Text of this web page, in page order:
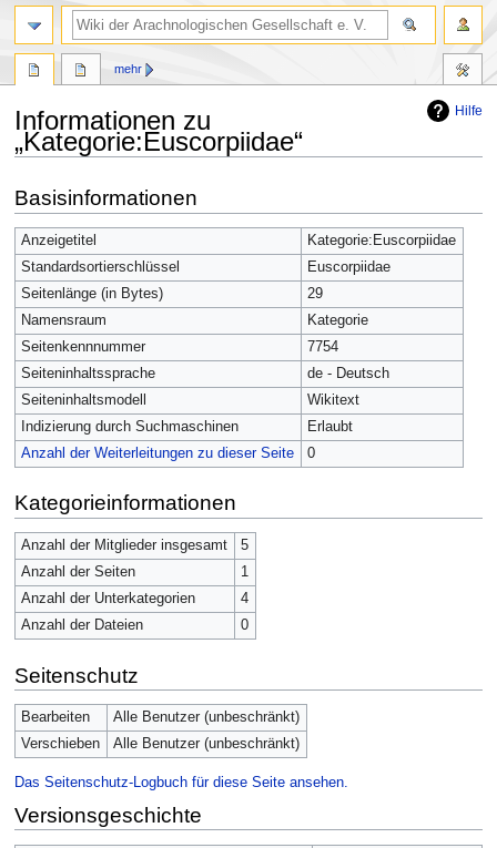
Hilfe
Informationen zu
„Kategorie:Euscorpiidae“
Navigation
springen
Suche
springen
Basisinformationen
Anzeigetitel
Kategorie:Euscorpiidae
Standardsortierschlüssel
Euscorpiidae
Seitenlänge (in Bytes)
29
Namensraum
Kategorie
Seitenkennnummer
7754
Seiteninhaltssprache
de - Deutsch
Seiteninhaltsmodell
Wikitext
Indizierung durch Suchmaschinen
Erlaubt
Anzahl der Weiterleitungen zu dieser Seite
0
Kategorieinformationen
Anzahl der Mitglieder insgesamt
5
Anzahl der Seiten
1
Anzahl der Unterkategorien
4
Anzahl der Dateien
0
Seitenschutz
Bearbeiten
Alle Benutzer (unbeschränkt)
Verschieben
Alle Benutzer (unbeschränkt)
Das Seitenschutz-Logbuch für diese Seite ansehen.
Versionsgeschichte
mehr